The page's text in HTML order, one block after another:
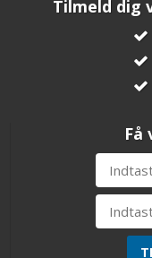
Tilmeld dig
Få